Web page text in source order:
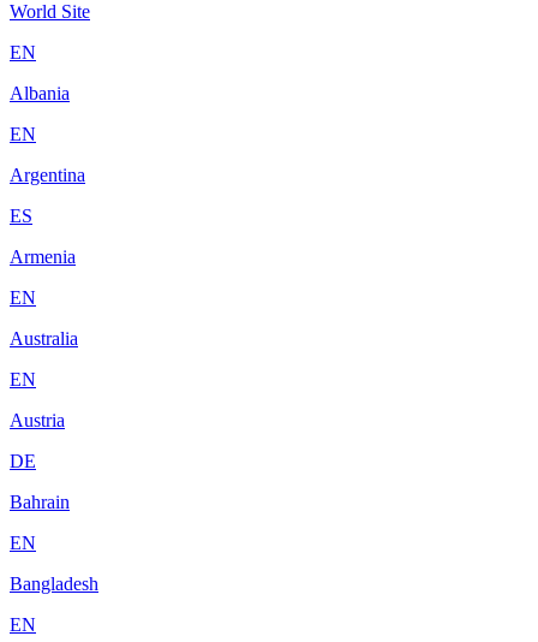
World Site
EN
Albania
EN
Argentina
ES
Armenia
EN
Australia
EN
Austria
DE
Bahrain
EN
Bangladesh
EN